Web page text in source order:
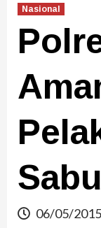
Nasional
Sabu
06/05/2015